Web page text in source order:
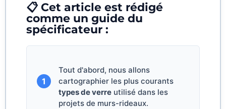
📋 Cet article est rédigé
comme un guide du
spécificateur :
1
Tout d'abord, nous allons
cartographier les plus courants
types de verre utilisé dans les
projets de murs-rideaux.